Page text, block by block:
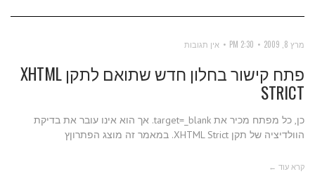
מרץ 8, 2009 2:30 PM אין תגובות
פתח קישור בחלון חדש שתואם לתקן XHTML
STRICT
כן, כל מפתח מכיר את target=_blank. אך הוא אינו עובר את בדיקת
הוולדיציה של תקן XHTML Strict. במאמר זה מוצג הפתרוןץ
קרא עוד ←